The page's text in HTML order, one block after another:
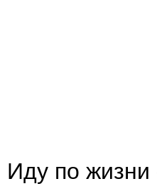
Иду по жизни